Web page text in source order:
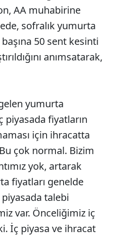
AA muhabirine
sofralık yumurta
50 sent kesinti
anımsatarak,
yumurta
fiyatların
için ihracatta
çok normal. Bizim
yok, artarak
fiyatları genelde
talebi
var. Önceliğimiz iç
İç piyasa ve ihracat